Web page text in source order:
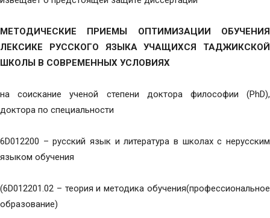
МЕТОДИЧЕСКИЕ ПРИЕМЫ ОПТИМИЗАЦИИ ОБУЧЕНИЯ
ЛЕКСИКЕ РУССКОГО ЯЗЫКА УЧАЩИХСЯ ТАДЖИКСКОЙ
ШКОЛЫ В СОВРЕМЕННЫХ УСЛОВИЯХ
на соискание ученой степени доктора философии (РhD),
доктора по специальности
6D012200 – русский язык и литература в школах с нерусским
языком обучения
(6D012201.02 – теория и методика обучения(профессиональное
образование)